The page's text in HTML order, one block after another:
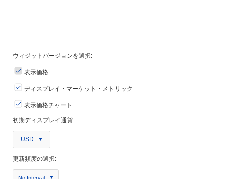
ウィジットバージョンを選択:
表示価格
ディスプレイ・マーケット・メトリック
表示価格チャート
初期ディスプレイ通貨:
USD
更新頻度の選択:
No Interval